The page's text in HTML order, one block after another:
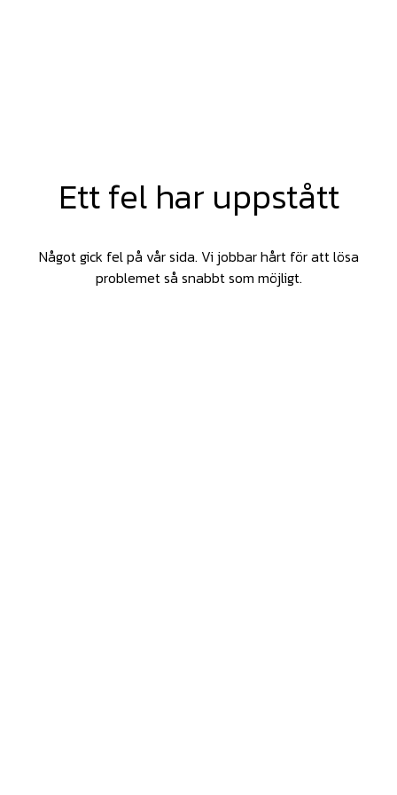
Ett fel har uppstått
Något gick fel på vår sida. Vi jobbar hårt för att lösa
problemet så snabbt som möjligt.